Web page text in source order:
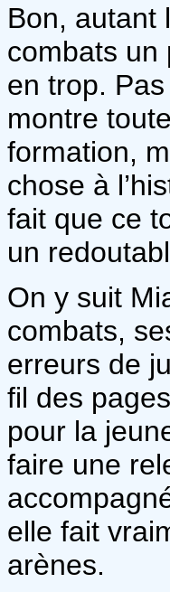
Bon, autant
combats un
en trop.
montre
formation,
chose à
fait que ce
un
On y suit
combats,
erreurs de
fil des
pour la
faire une
elle fait
arènes.